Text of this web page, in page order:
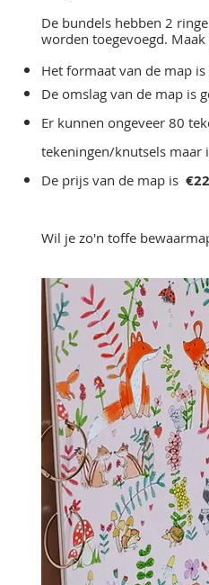
De bundels hebben 2
worden toegevoegd.
Het formaat van de map
De omslag van de map is
Er kunnen ongeveer 80
tekeningen/knutsels maar
De prijs van de map is
Wil je zo'n toffe